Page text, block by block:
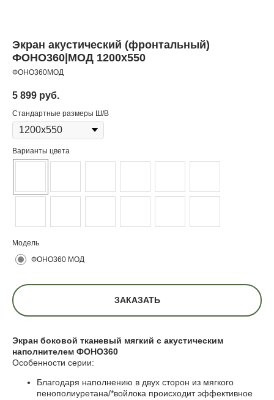
Экран акустический (фронтальный)
ФОНО360|МОД 1200х550
ФОНО360МОД
5 899 руб.
Стандартные размеры Ш/В
Варианты цвета
Модель
ФОНО360 МОД
ЗАКАЗАТЬ
Экран боковой тканевый мягкий с акустическим
наполнителем ФОНО360
Особенности серии:
Благодаря наполнению в двух сторон из мягкого
пенополиуретана/*войлока происходит эффективное